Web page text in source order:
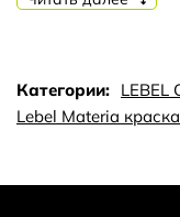
вводятся особым
фиксация
красителя
Категории: LEBEL
Lebel Materia